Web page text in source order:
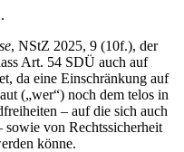
, NStZ 2025, 9 (10f.), der
Art. 54 SDÜ auch auf
da eine Einschränkung auf
(„wer“) noch dem telos in
– auf die sich auch
sowie von Rechtssicherheit
könne.